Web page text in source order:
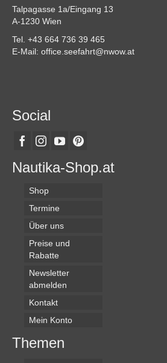
Talpagasse 1a/Eingang 13
A-1230 Wien
Tel. +43 664 736 39 465
E-Mail: office.seefahrt@nwow.at
Social
Nautika-Shop.at
Shop
Termine
Über uns
Preise und
Rabatte
Newsletter
abmelden
Kontakt
Mein Konto
Themen